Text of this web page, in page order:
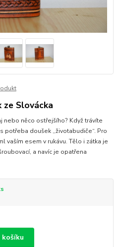
ze Slovácka
nebo něco ostřejšího? Když trávíte
potřeba doušek ,,životabudiče“. Pro
vaším esem v rukávu. Tělo i zátka je
a navíc je opatřena